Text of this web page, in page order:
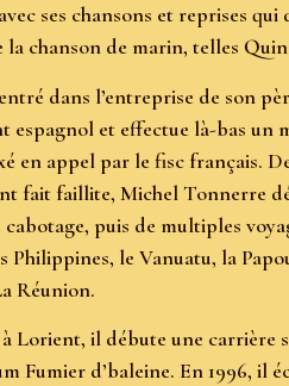
ses chansons et reprises
la chanson de marin, telles
dans l’entreprise de son
espagnol et effectue là-bas un
en appel par le fisc français.
fait faillite, Michel Tonnerre
puis de multiples
Philippines, le Vanuatu, la
Réunion.
Lorient, il débute une carrière
Fumier d’baleine. En 1996, il